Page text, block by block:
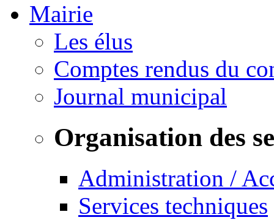
Mairie
Les élus
Comptes rendus du
Journal municipal
Organisation des
Administration /
Services techniques